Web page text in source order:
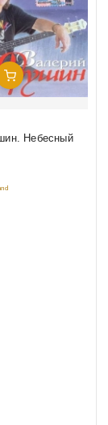
Добавить В Корзину
Небесный